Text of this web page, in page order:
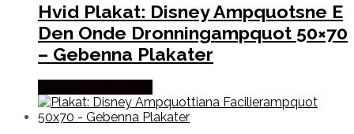
Hvid Plakat: Disney Ampquotsne E
Den Onde Dronningampquot 50×70
– Gebenna Plakater